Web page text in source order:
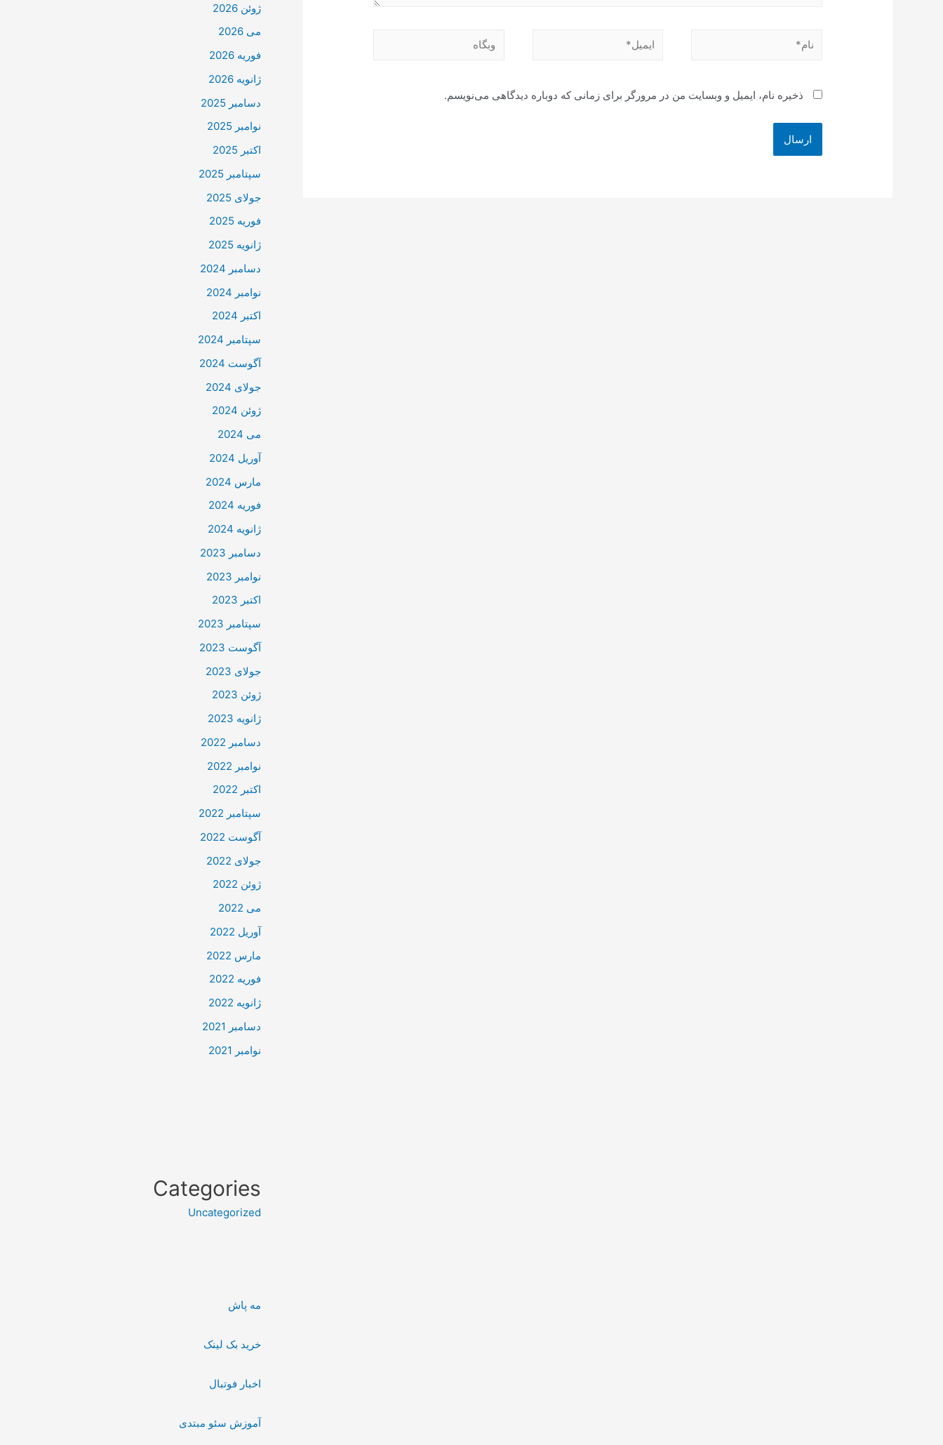
نام* ایمیل* وبگاه
ذخیره نام، ایمیل و وبسایت من در مرورگر برای زمانی که دوباره دیدگاهی می‌نویسم.
ژوئن 2026
می 2026
فوریه 2026
ژانویه 2026
دسامبر 2025
نوامبر 2025
اکتبر 2025
سپتامبر 2025
جولای 2025
فوریه 2025
ژانویه 2025
دسامبر 2024
نوامبر 2024
اکتبر 2024
سپتامبر 2024
آگوست 2024
جولای 2024
ژوئن 2024
می 2024
آوریل 2024
مارس 2024
فوریه 2024
ژانویه 2024
دسامبر 2023
نوامبر 2023
اکتبر 2023
سپتامبر 2023
آگوست 2023
جولای 2023
ژوئن 2023
ژانویه 2023
دسامبر 2022
نوامبر 2022
اکتبر 2022
سپتامبر 2022
آگوست 2022
جولای 2022
ژوئن 2022
می 2022
آوریل 2022
مارس 2022
فوریه 2022
ژانویه 2022
دسامبر 2021
نوامبر 2021
Categories
Uncategorized
مه پاش
خرید بک لینک
اخبار فوتبال
آموزش سئو مبتدی